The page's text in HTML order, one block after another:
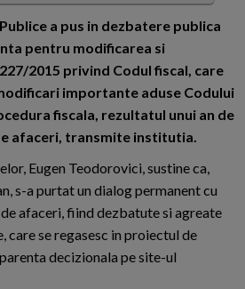
a pus in dezbatere publica
pentru modificarea si
2015 privind Codul fiscal, care
importante aduse Codului
fiscala, rezultatul unui an de
afaceri, transmite institutia.
Eugen Teodorovici, sustine ca,
s-a purtat un dialog permanent cu
afaceri, fiind dezbatute si agreate
care se regasesc in proiectul de
decizionala pe site-ul